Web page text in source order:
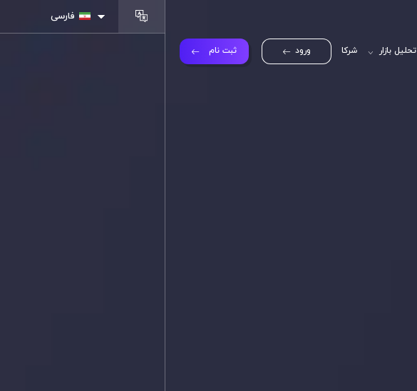
تحلیل بازار شرکا ورود ثبت نام
فارسی